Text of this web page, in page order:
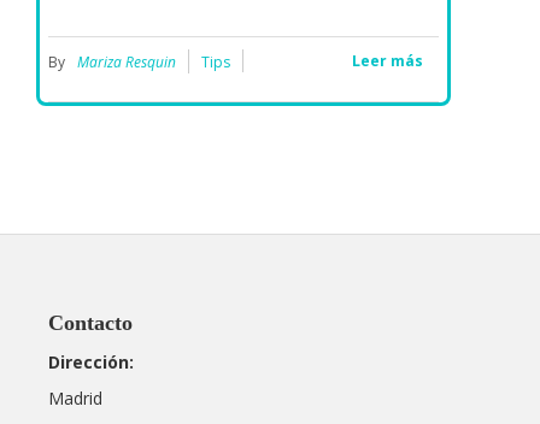
By Mariza Resquin Tips Leer más
Contacto
Dirección:
Madrid